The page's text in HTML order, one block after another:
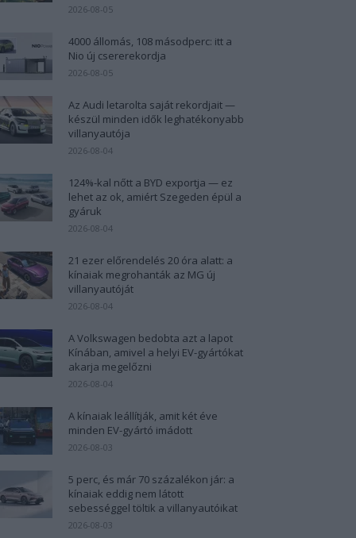
2026-08-05
4000 állomás, 108 másodperc: itt a
Nio új csererekordja
2026-08-05
Az Audi letarolta saját rekordjait —
készül minden idők leghatékonyabb
villanyautója
2026-08-04
124%-kal nőtt a BYD exportja — ez
lehet az ok, amiért Szegeden épül a
gyáruk
2026-08-04
21 ezer előrendelés 20 óra alatt: a
kínaiak megrohanták az MG új
villanyautóját
2026-08-04
A Volkswagen bedobta azt a lapot
Kínában, amivel a helyi EV-gyártókat
akarja megelőzni
2026-08-04
A kínaiak leállítják, amit két éve
minden EV-gyártó imádott
2026-08-03
5 perc, és már 70 százalékon jár: a
kínaiak eddig nem látott
sebességgel töltik a villanyautóikat
2026-08-03